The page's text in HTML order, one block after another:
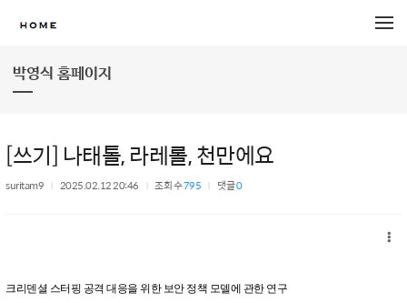
박영식 홈페이지
[쓰기] 나태톨, 라레롤, 천만에요
suritam9 2025.02.12 20:46 조회 수795 댓글0
크리덴셜 스터핑 공격 대응을 위한 보안 정책 모델에 관한 연구